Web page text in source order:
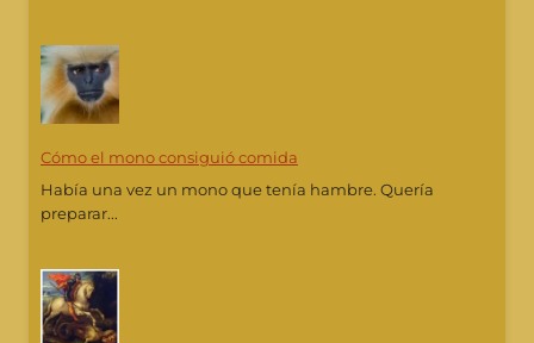
Cómo el mono consiguió comida
Había una vez un mono que tenía hambre. Quería
preparar...